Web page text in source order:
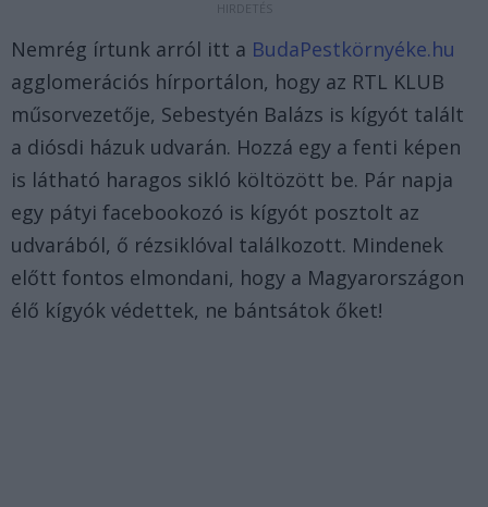
Nemrég írtunk arról itt a BudaPestkörnyéke.hu
agglomerációs hírportálon, hogy az RTL KLUB
műsorvezetője, Sebestyén Balázs is kígyót talált
a diósdi házuk udvarán. Hozzá egy a fenti képen
is látható haragos sikló költözött be. Pár napja
egy pátyi facebookozó is kígyót posztolt az
udvarából, ő rézsiklóval találkozott. Mindenek
előtt fontos elmondani, hogy a Magyarországon
élő kígyók védettek, ne bántsátok őket!